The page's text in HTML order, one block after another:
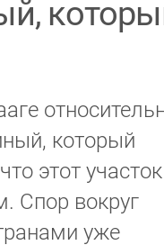
который
этот участок
Спор вокруг
уже